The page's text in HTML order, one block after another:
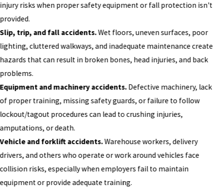
injury risks when proper safety equipment or fall protection isn't
provided.
Slip, trip, and fall accidents.Wet floors, uneven surfaces, poor
lighting, cluttered walkways, and inadequate maintenance create
hazards that can result in broken bones, head injuries, and back
problems.
Equipment and machinery accidents.Defective machinery, lack
of proper training, missing safety guards, or failure to follow
lockout/tagout procedures can lead to crushing injuries,
amputations, or death.
Vehicle and forklift accidents.Warehouse workers, delivery
drivers, and others who operate or work around vehicles face
collision risks, especially when employers fail to maintain
equipment or provide adequate training.